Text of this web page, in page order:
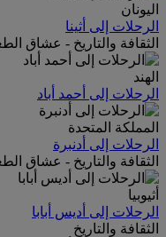
اليونان
الرحلات إلى أثينا
الثقافة والتاريخ - عشاق
الهند
الرحلات إلى أحمد أباد
المملكة المتحدة
الرحلات إلى أدنبرة
الثقافة والتاريخ - عشاق
أثيوبيا
الرحلات إلى أديس أبابا
الثقافة والتاريخ